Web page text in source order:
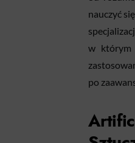
nauczyć
w którym
po